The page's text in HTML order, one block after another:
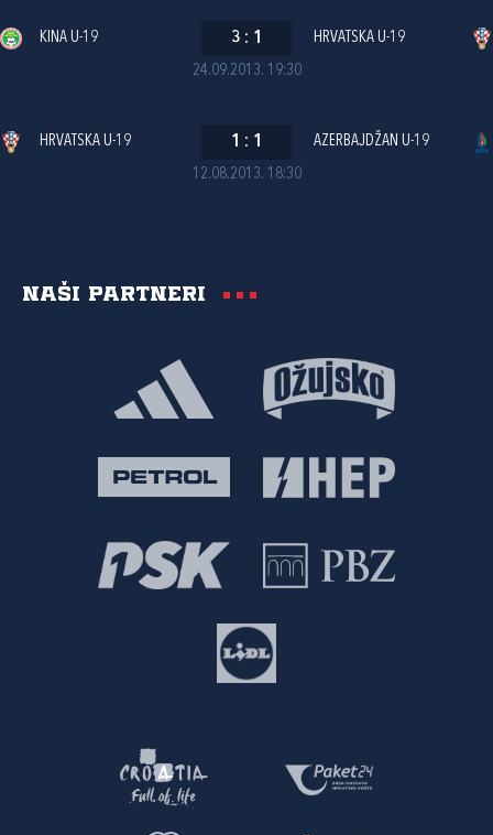
24.09.2013. 19:30
KINA U-19 3 : 1 HRVATSKA U-19
12.08.2013. 18:30
HRVATSKA U-19 1 : 1 AZERBAJDŽAN U-19
Naši partneri